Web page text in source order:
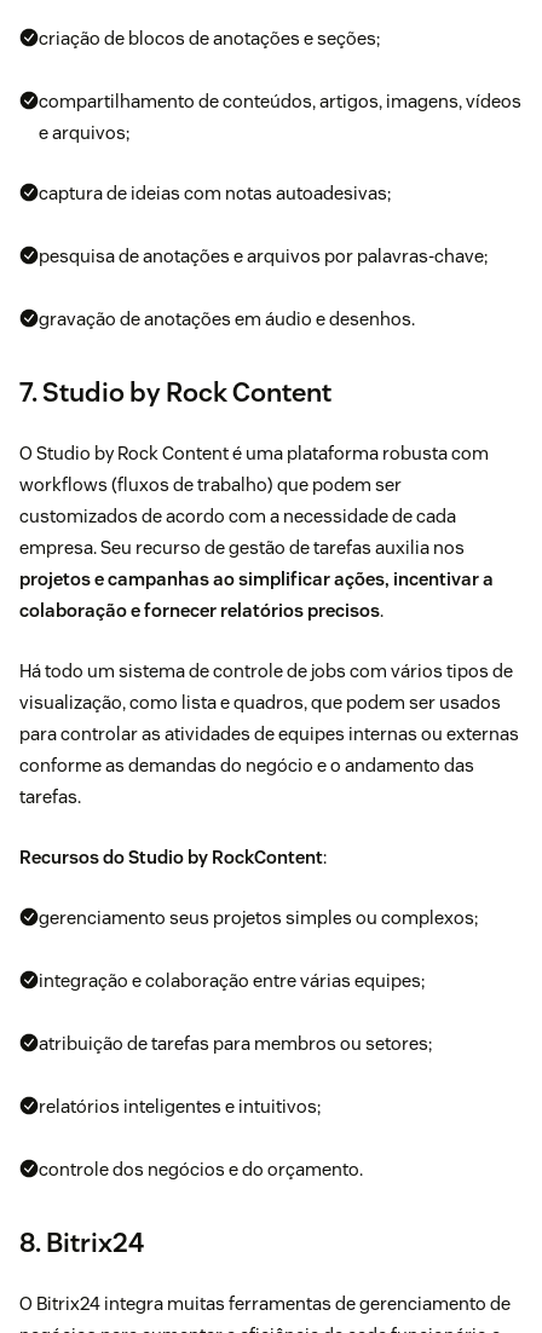
criação de blocos de anotações e seções;
compartilhamento de conteúdos, artigos, imagens, vídeos
e arquivos;
captura de ideias com notas autoadesivas;
pesquisa de anotações e arquivos por palavras-chave;
gravação de anotações em áudio e desenhos.
7. Studio by Rock Content
O Studio by Rock Contenté uma plataforma robusta com
workflows (fluxos de trabalho) que podem ser
customizados de acordo com a necessidade de cada
empresa. Seu recurso de gestão de tarefas auxilia nos
projetos e campanhas ao simplificar ações, incentivar a
colaboração e fornecer relatórios precisos.
Há todo um sistema de controle de jobs com vários tipos de
visualização, como lista e quadros, que podem ser usados
para controlar as atividades de equipes internas ou externas
conforme as demandas do negócio e o andamento das
tarefas.
Recursos do Studio by RockContent:
gerenciamento seus projetos simples ou complexos;
integração e colaboração entre várias equipes;
atribuição de tarefas para membros ou setores;
relatórios inteligentes e intuitivos;
controle dos negócios e do orçamento.
8. Bitrix24
O Bitrix24 integra muitas ferramentas de gerenciamento de